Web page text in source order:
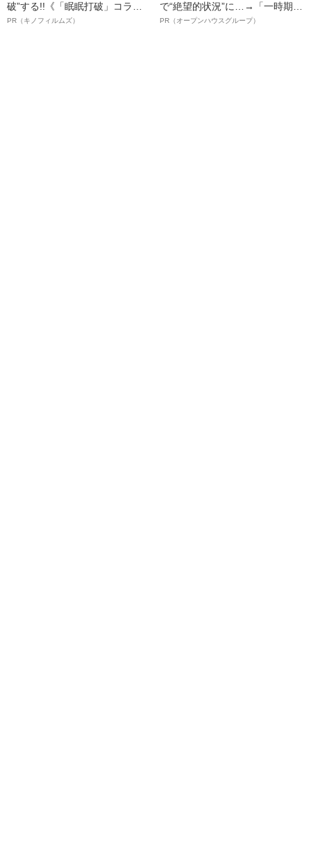
破”する!!《「眠眠打破」コラ
ボ》
PR（キノフィルムズ）
で“絶望的状況”に…→「一時期は
納品3年待ち」のヒット商品を生
PR（オープンハウスグループ）